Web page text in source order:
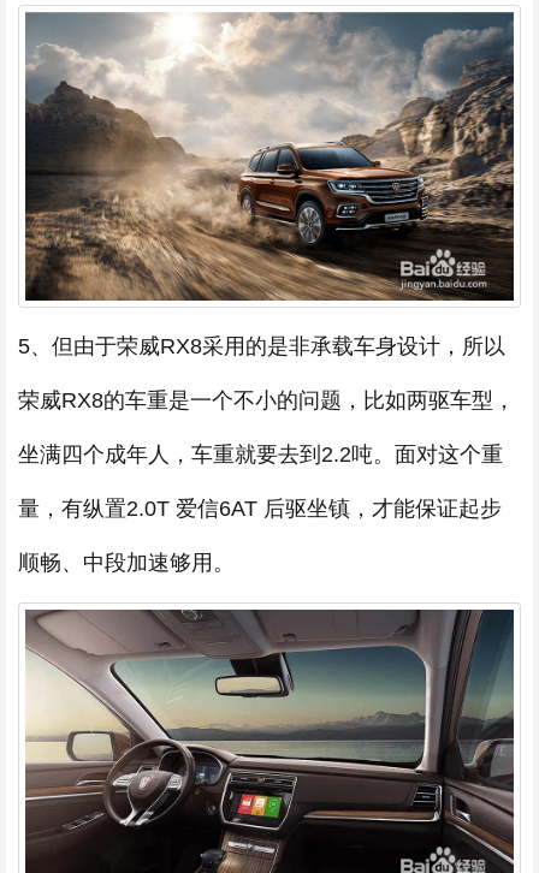
5、但由于荣威RX8采用的是非承载车身设计，所以
荣威RX8的车重是一个不小的问题，比如两驱车型，
坐满四个成年人，车重就要去到2.2吨。面对这个重
量，有纵置2.0T 爱信6AT 后驱坐镇，才能保证起步
顺畅、中段加速够用。